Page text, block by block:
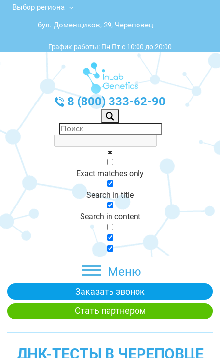
Выбор региона
бул. Доменщиков, 29, Череповец
График работы: Пн-Пт с 10:00 до 20:00
8 (800) 333-62-90
Exact matches only
Search in title
Search in content
Меню
Заказать звонок
Стать партнером
ДНК-ТЕСТЫ В ЧЕРЕПОВЦЕ